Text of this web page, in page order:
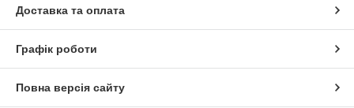
Доставка та оплата
Графік роботи
Повна версія сайту